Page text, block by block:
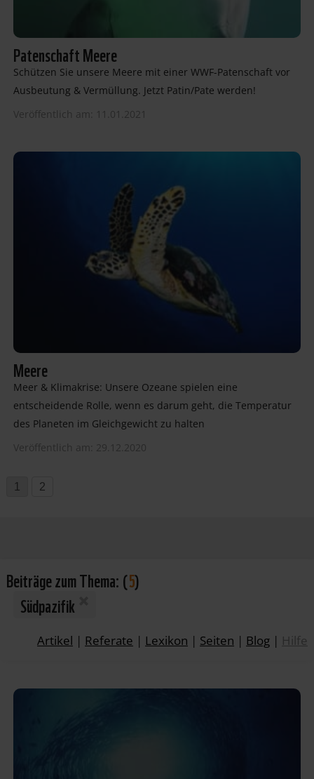
Patenschaft Meere
Schützen Sie unsere Meere mit einer WWF-Patenschaft vor
Ausbeutung & Vermüllung. Jetzt Patin/Pate werden!
Veröffentlich am: 11.01.2021
Meere
Meer & Klimakrise: Unsere Ozeane spielen eine
entscheidende Rolle, wenn es darum geht, die Temperatur
des Planeten im Gleichgewicht zu halten
Veröffentlich am: 29.12.2020
1 2
Beiträge zum Thema:(5)
Südpazifik
Artikel | Referate | Lexikon | Seiten | Blog | Hilfe